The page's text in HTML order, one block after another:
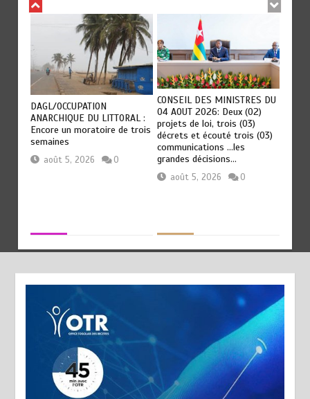
DAGL/OCCUPATION
ANARCHIQUE DU LITTORAL :
Encore un moratoire de trois
semaines
août 5, 2026 0
CONSEIL DES MINISTRES DU
04 AOUT 2026: Deux (02)
projets de loi, trois (03)
décrets et écouté trois (03)
communications …les
grandes décisions…
août 5, 2026 0